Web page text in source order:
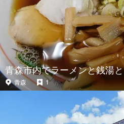
青森市内でラーメンと銭湯と
青森 1